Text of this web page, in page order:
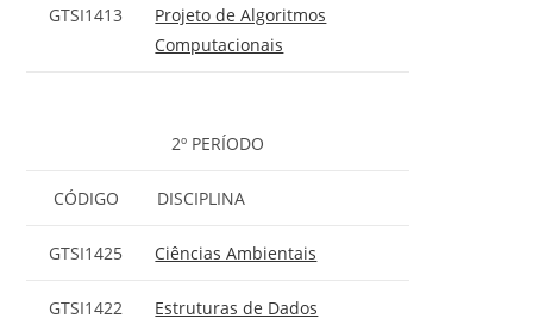
GTSI1413
Projeto de Algoritmos
Computacionais
2º PERÍODO
CÓDIGO DISCIPLINA
GTSI1425 Ciências Ambientais
GTSI1422 Estruturas de Dados